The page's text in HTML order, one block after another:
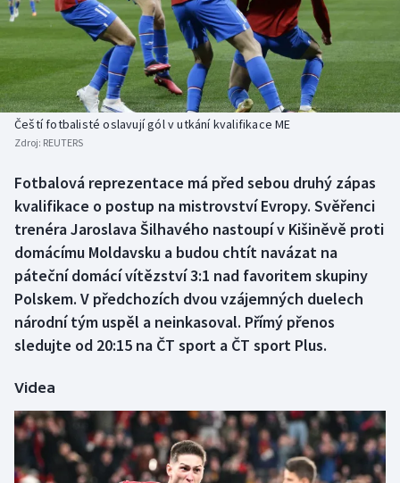
Baseball a softbal
Basketbal
Biatlon
Box
Curling
Dostihy
Florbal
Futsal
Golf
Gymnastika
Soutěže
Historické návraty
Aplikace ČT sport
Čeští fotbalisté oslavují gól v utkání kvalifikace ME
Zdroj: REUTERS
Fotbalová reprezentace má před sebou druhý zápas
kvalifikace o postup na mistrovství Evropy. Svěřenci
trenéra Jaroslava Šilhavého nastoupí v Kišiněvě proti
domácímu Moldavsku a budou chtít navázat na
páteční domácí vítězství 3:1 nad favoritem skupiny
Polskem. V předchozích dvou vzájemných duelech
národní tým uspěl a neinkasoval. Přímý přenos
sledujte od 20:15 na ČT sport a ČT sport Plus.
Videa